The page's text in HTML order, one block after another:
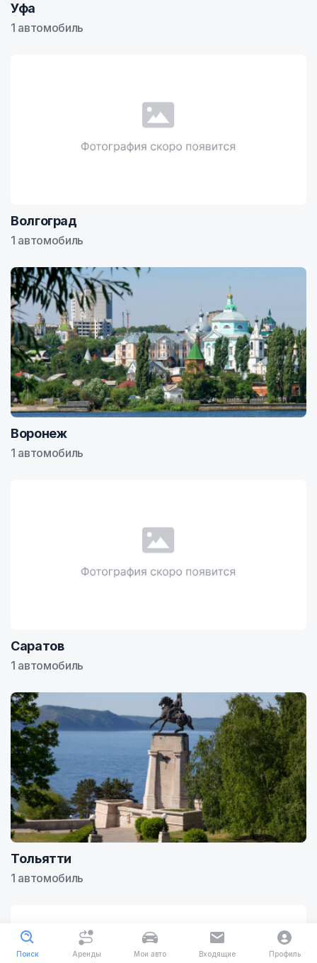
Уфа
1 автомобиль
Волгоград
1 автомобиль
Воронеж
1 автомобиль
Саратов
1 автомобиль
Тольятти
1 автомобиль
Поиск Аренды Мои авто Входящие Профиль